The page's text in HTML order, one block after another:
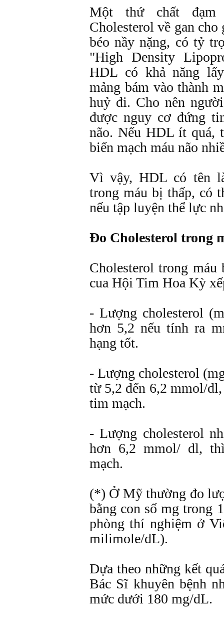
Một thứ chất đạm
Cholesterol về gan
béo nầy nặng, có tỷ
"High Density
HDL có khả năng
mảng bám vào thành
huỷ đi. Cho nên
được nguy cơ đứng
não. Nếu HDL ít
biến mạch máu não
Vì vậy, HDL có tên
trong máu bị thấp, có
nếu tập luyện thể lực
Đo Cholesterol trong
Cholesterol trong
cua Hội Tim Hoa Kỳ
- Lượng cholesterol
hơn 5,2 nếu tính ra
hạng tốt.
- Lượng cholesterol
từ 5,2 đến 6,2 mmol/
tim mạch.
- Lượng cholesterol
hơn 6,2 mmol/ dl,
mạch.
(*) Ở Mỹ thường đo
bằng con số mg trong
phòng thí nghiệm ở
milimole/dL).
Dựa theo những kết
Bác Sĩ khuyên bệnh
mức dưới 180 mg/dL.